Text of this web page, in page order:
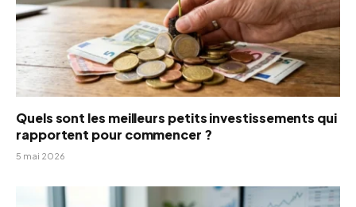
Quels sont les meilleurs petits investissements qui
rapportent pour commencer ?
5 mai 2026